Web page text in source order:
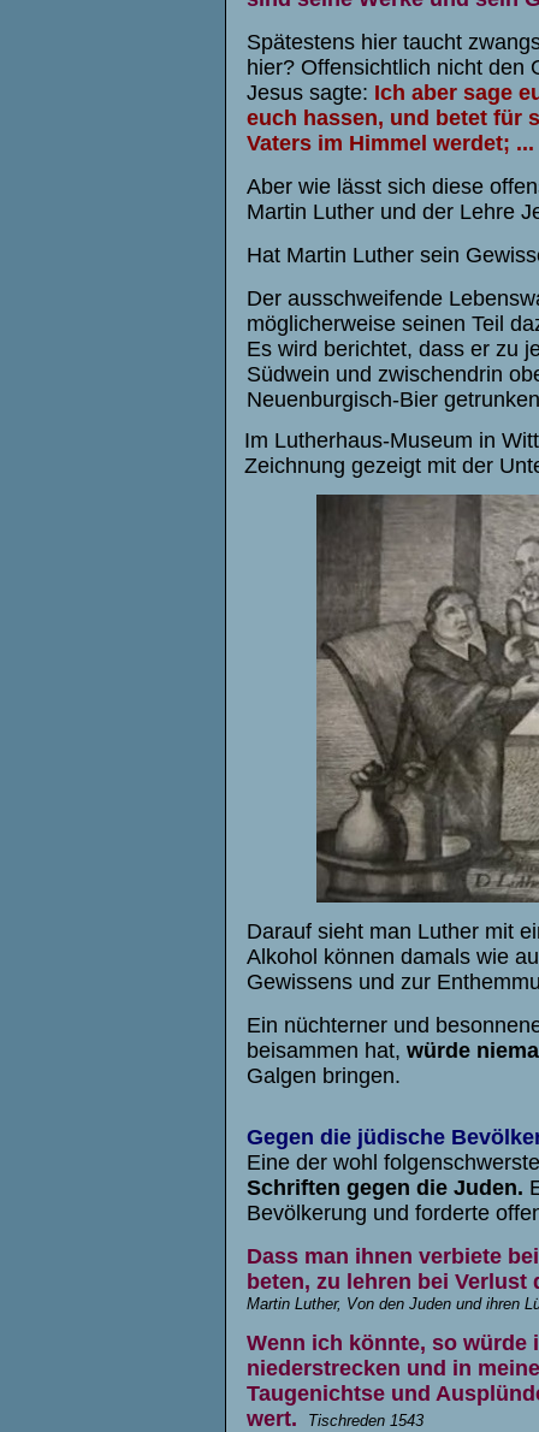
Spätestens hier taucht
hier? Offensichtlich nicht den
Jesus sagte: Ich aber sage
euch hassen, und betet für
Vaters im Himmel werdet; ...
Aber wie lässt sich diese
Martin Luther und der Lehre
Hat Martin Luther sein
Der ausschweifende
möglicherweise seinen Teil
Es wird berichtet, dass er zu
Südwein und zwischendrin
Neuenburgisch-Bier
Im Lutherhaus-Museum in
Zeichnung gezeigt mit der
Darauf sieht man Luther mit
Alkohol können damals wie
Gewissens und zur
Ein nüchterner und
beisammen hat,würde
Galgen bringen.
Gegen die jüdische
Eine der wohl
Schriften gegen die Juden.
Bevölkerung und forderte
Dass man ihnen verbiete
beten, zu lehren bei Verlust
Martin Luther, Von den Juden und ihren
Wenn ich könnte, so würde
niederstrecken und in
Taugenichtse und
wert.
Tischreden 1543